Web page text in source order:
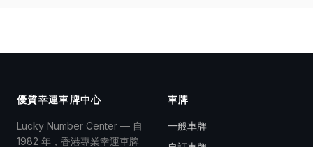
優質幸運車牌中心
Lucky Number Center — 自
1982 年，香港專業幸運車牌
車牌
一般車牌